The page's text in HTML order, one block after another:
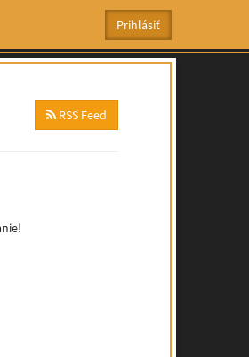
RSS Feed